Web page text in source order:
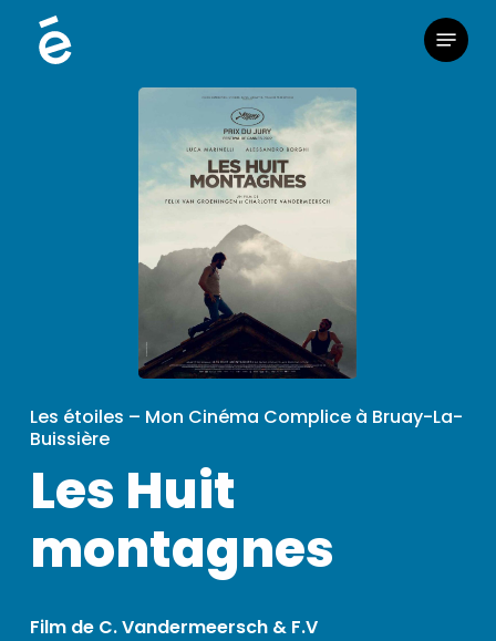
Menu
Les étoiles – Mon Cinéma Complice à Bruay-La-
Buissière
Les Huit
montagnes
Film de C. Vandermeersch & F.V